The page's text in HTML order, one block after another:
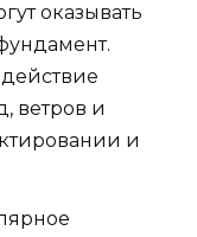
оказывать
ветров и
и